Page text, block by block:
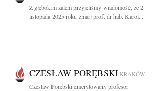
Z głębokim żalem przyjęliśmy wiadomość, że 2
listopada 2025 roku zmarł prof. dr hab. Karol...
CZESŁAW PORĘBSKI KRAKÓW
Czesław Porębski emerytowany profesor